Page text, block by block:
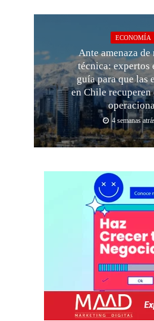
ECONOMÍA
Ante amenaza de
técnica: expertos
guía para que las
en Chile
4 semanas